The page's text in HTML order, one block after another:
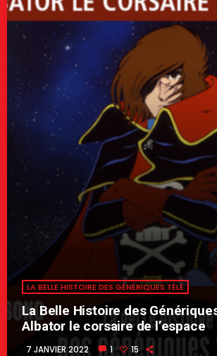
LA BELLE HISTOIRE DES GÉNÉRIQUES TÉLÉ
La Belle Histoire des
Albator le corsaire de l’espace
7 JANVIER 2022 1 15